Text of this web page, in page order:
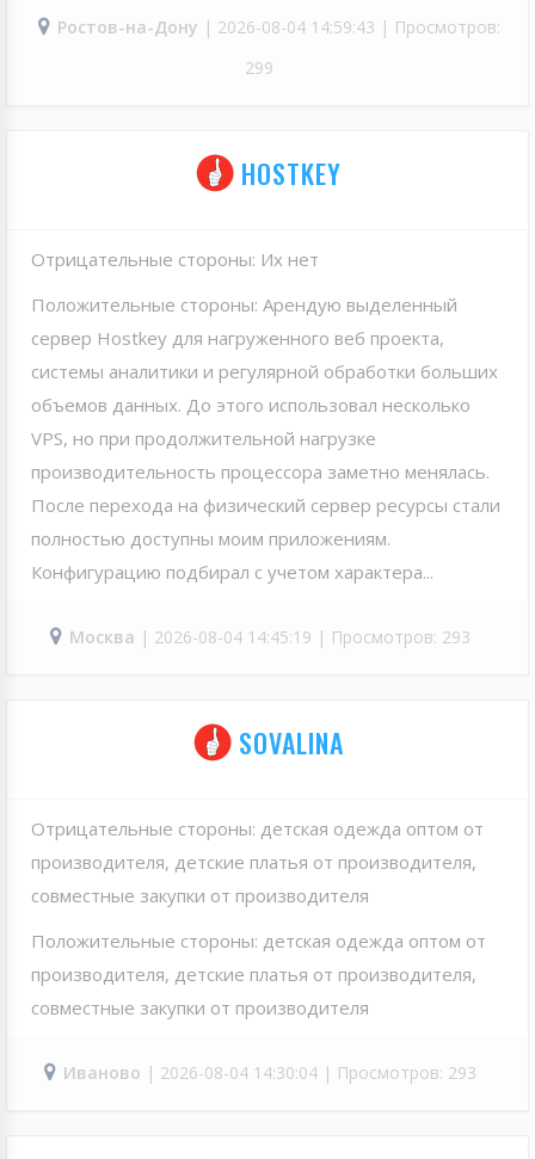
Ростов-на-Дону | 2026-08-04 14:59:43 | Просмотров:
299
HOSTKEY
Отрицательные стороны: Их нет
Положительные стороны: Арендую выделенный
сервер Hostkey для нагруженного веб проекта,
системы аналитики и регулярной обработки больших
объемов данных. До этого использовал несколько
VPS, но при продолжительной нагрузке
производительность процессора заметно менялась.
После перехода на физический сервер ресурсы стали
полностью доступны моим приложениям.
Конфигурацию подбирал с учетом характера...
Москва | 2026-08-04 14:45:19 | Просмотров: 293
SOVALINA
Отрицательные стороны: детская одежда оптом от
производителя, детские платья от производителя,
совместные закупки от производителя
Положительные стороны: детская одежда оптом от
производителя, детские платья от производителя,
совместные закупки от производителя
Иваново | 2026-08-04 14:30:04 | Просмотров: 293